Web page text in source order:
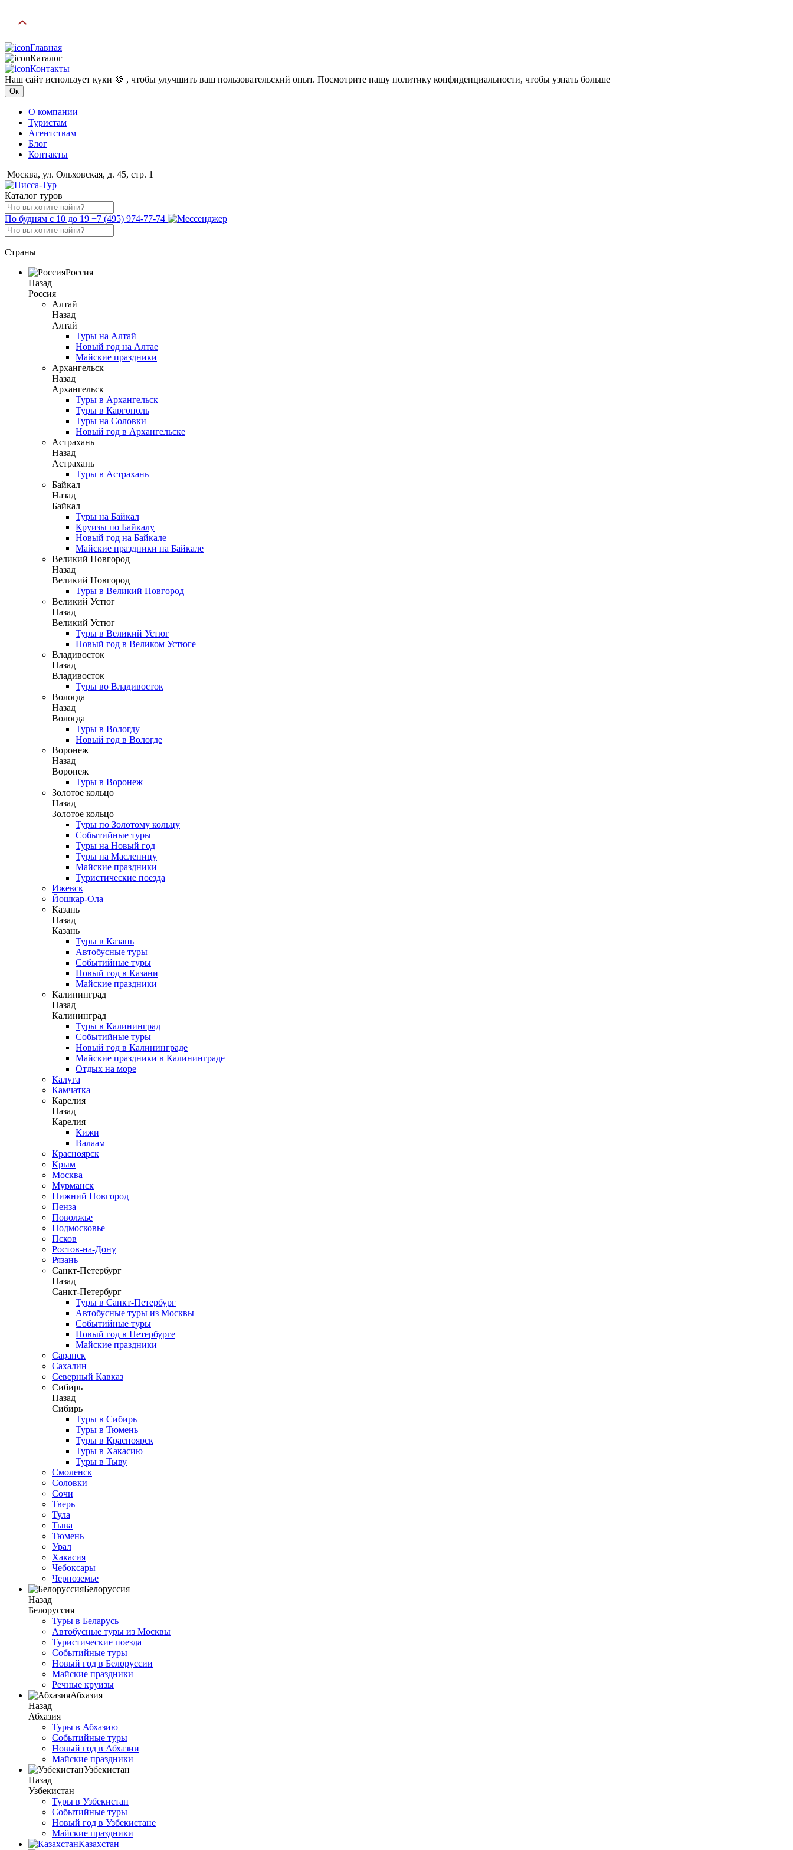
Главная
Каталог
Контакты
Наш сайт использует куки 🍪 , чтобы улучшить ваш пользовательский опыт. Посмотрите нашу политику конфиденциальности, чтобы узнать больше
Ок
О компании
Туристам
Агентствам
Блог
Контакты
Москва, ул. Ольховская, д. 45, стр. 1
Каталог туров
По будням с 10 до 19 +7 (495) 974-77-74
Страны
Россия
Назад
Россия
Алтай
Назад
Алтай
Туры на Алтай
Новый год на Алтае
Майские праздники
Архангельск
Назад
Архангельск
Туры в Архангельск
Туры в Каргополь
Туры на Соловки
Новый год в Архангельске
Астрахань
Назад
Астрахань
Туры в Астрахань
Байкал
Назад
Байкал
Туры на Байкал
Круизы по Байкалу
Новый год на Байкале
Майские праздники на Байкале
Великий Новгород
Назад
Великий Новгород
Туры в Великий Новгород
Великий Устюг
Назад
Великий Устюг
Туры в Великий Устюг
Новый год в Великом Устюге
Владивосток
Назад
Владивосток
Туры во Владивосток
Вологда
Назад
Вологда
Туры в Вологду
Новый год в Вологде
Воронеж
Назад
Воронеж
Туры в Воронеж
Золотое кольцо
Назад
Золотое кольцо
Туры по Золотому кольцу
Событийные туры
Туры на Новый год
Туры на Масленицу
Майские праздники
Туристические поезда
Ижевск
Йошкар-Ола
Казань
Назад
Казань
Туры в Казань
Автобусные туры
Событийные туры
Новый год в Казани
Майские праздники
Калининград
Назад
Калининград
Туры в Калининград
Событийные туры
Новый год в Калининграде
Майские праздники в Калининграде
Отдых на море
Калуга
Камчатка
Карелия
Назад
Карелия
Кижи
Валаам
Красноярск
Крым
Москва
Мурманск
Нижний Новгород
Пенза
Поволжье
Подмосковье
Псков
Ростов-на-Дону
Рязань
Санкт-Петербург
Назад
Санкт-Петербург
Туры в Санкт-Петербург
Автобусные туры из Москвы
Событийные туры
Новый год в Петербурге
Майские праздники
Саранск
Сахалин
Северный Кавказ
Сибирь
Назад
Сибирь
Туры в Сибирь
Туры в Тюмень
Туры в Красноярск
Туры в Хакасию
Туры в Тыву
Смоленск
Соловки
Сочи
Тверь
Тула
Тыва
Тюмень
Урал
Хакасия
Чебоксары
Черноземье
Белоруссия
Назад
Белоруссия
Туры в Беларусь
Автобусные туры из Москвы
Туристические поезда
Событийные туры
Новый год в Белоруссии
Майские праздники
Речные круизы
Абхазия
Назад
Абхазия
Туры в Абхазию
Событийные туры
Новый год в Абхазии
Майские праздники
Узбекистан
Назад
Узбекистан
Туры в Узбекистан
Событийные туры
Новый год в Узбекистане
Майские праздники
Казахстан